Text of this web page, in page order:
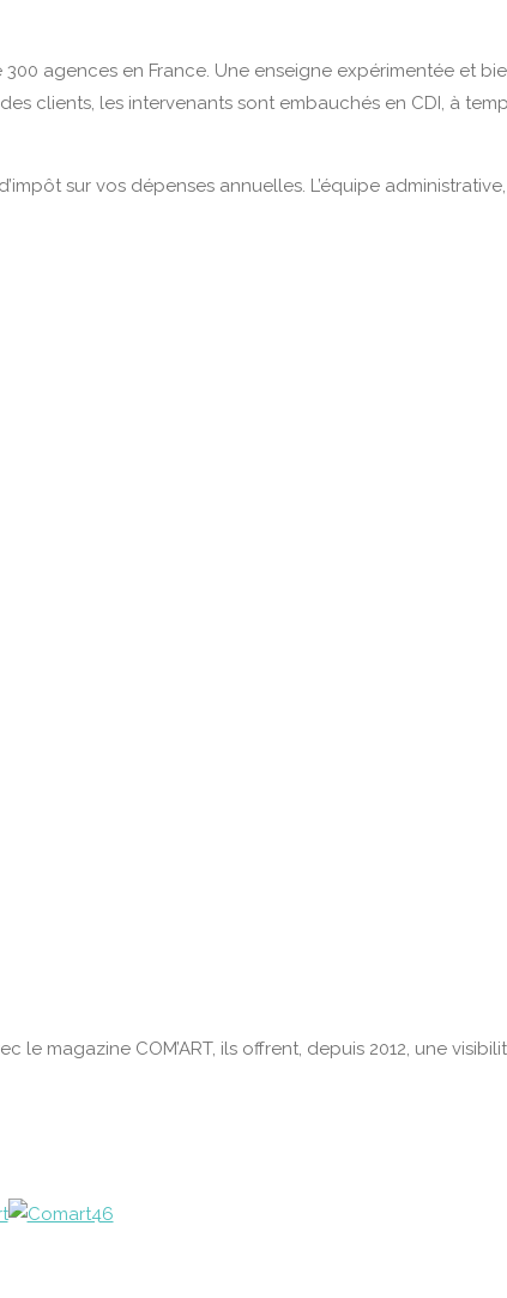
agences en France. Une enseigne expérimentée et
clients, les intervenants sont embauchés en CDI, à
sur vos dépenses annuelles. L’équipe
le magazine COM’ART, ils offrent, depuis 2012, une